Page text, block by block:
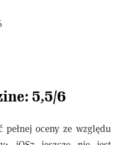
5,5/6
pełnej oceny ze względu